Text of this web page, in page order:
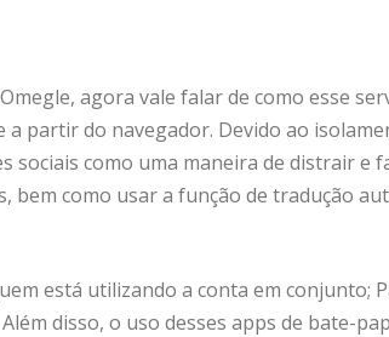
agora vale falar de como esse
partir do navegador. Devido ao
sociais como uma maneira de distrair e
como usar a função de tradução
está utilizando a conta em conjunto;
disso, o uso desses apps de bate-